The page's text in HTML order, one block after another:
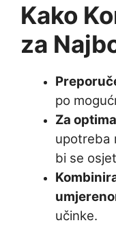
Kako
za
po
Za
upotreba
bi se
učinke.